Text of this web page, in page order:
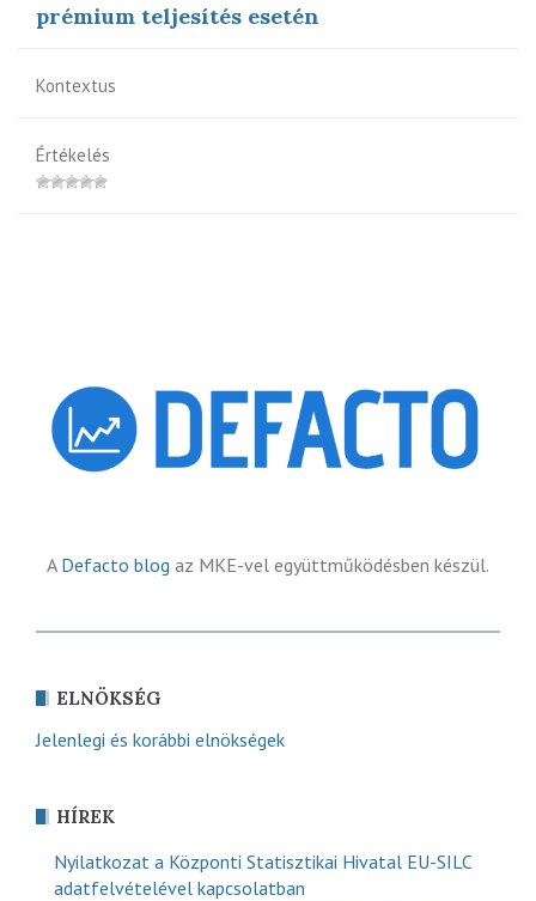
prémium teljesítés esetén
Kontextus
Értékelés
A Defacto blog az MKE-vel együttműködésben készül.
ELNÖKSÉG
Jelenlegi és korábbi elnökségek
HÍREK
Nyilatkozat a Központi Statisztikai Hivatal EU-SILC
adatfelvételével kapcsolatban